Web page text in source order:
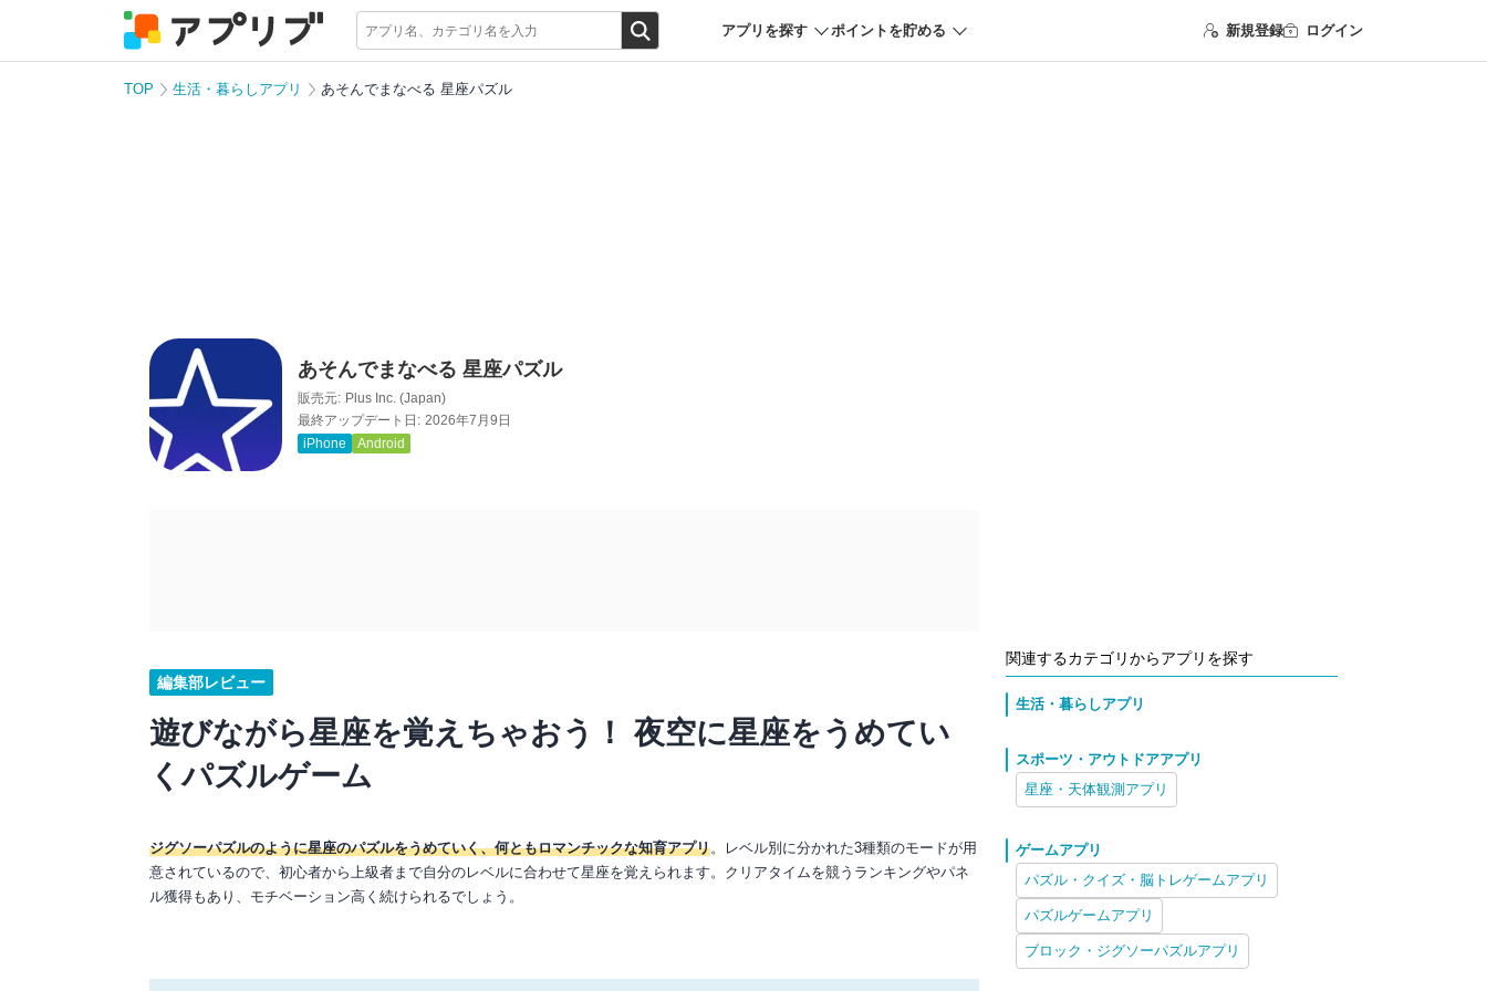
アプリを探す ポイントを貯める 新規登録 ログイン
TOP 生活・暮らしアプリ あそんでまなべる 星座パズル
あそんでまなべる 星座パズル
販売元: Plus Inc. (Japan)
最終アップデート日: 2026年7月9日
iPhone
Android
編集部レビュー
遊びながら星座を覚えちゃおう！ 夜空に星座をうめてい
くパズルゲーム
ジグソーパズルのように星座のパズルをうめていく、何ともロマンチックな知育アプリ。レベル別に分かれた3種類のモードが用
意されているので、初心者から上級者まで自分のレベルに合わせて星座を覚えられます。クリアタイムを競うランキングやパネ
ル獲得もあり、モチベーション高く続けられるでしょう。
関連するカテゴリからアプリを探す
生活・暮らしアプリ
スポーツ・アウトドアアプリ
星座・天体観測アプリ
ゲームアプリ
パズル・クイズ・脳トレゲームアプリ
パズルゲームアプリ
ブロック・ジグソーパズルアプリ